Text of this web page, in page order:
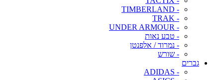
- TIMBERLAND
- TRAK
- UNDER ARMOUR
- טבע נאות
- נמרוד / אלפנטן
- שורש
גברים
- ADIDAS